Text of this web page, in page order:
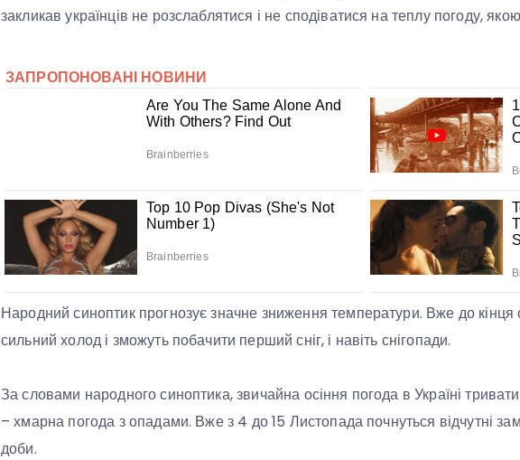
закликав українців не розслаблятися і не сподіватися на теплу погоду,
Народний синоптик прогнозує значне зниження температури. Вже до кінця
сильний холод і зможуть побачити перший сніг, і навіть снігопади.
За словами народного синоптика, звичайна осіння погода в Україні
– хмарна погода з опадами. Вже з 4 до 15 Листопада почнуться відчутні
доби.